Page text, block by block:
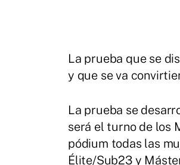
La prueba que se
y que se va
La prueba se
será el turno de los
pódium todas las
Élite/Sub23 y